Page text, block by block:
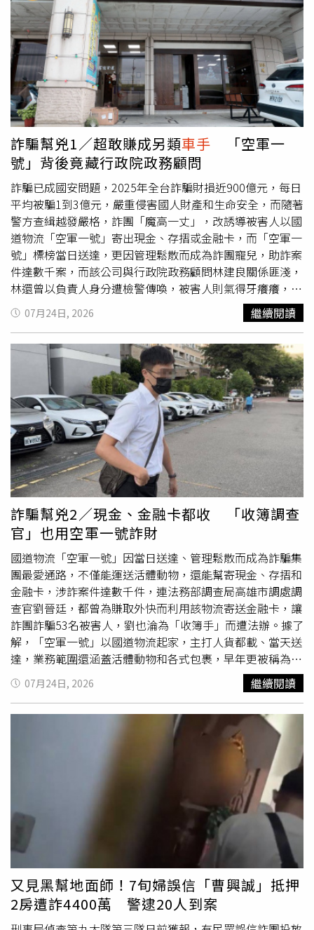
能完成提領。潘女察覺情況有異，經上網查詢相關案例後，
發現自己遭遇的是典型假投資詐騙，因此立即前往大溪警分
局圳頂派出所報案。警方獲報後立即成立專案小組，並由被
害人配合持續與詐騙集團聯繫，假意答應支付118萬元，相
約於7月25日下午在大溪區介壽路進行面交。當天警方事先
部署警力埋伏，待38歲呂姓女子現身收款時，立即上前逮
捕，當場查扣118萬元現金及一支iPhone 15手機。呂女到
案後坦承擔任詐騙集團面交車手 ，全案依法移送偵辦，警方
也將持續追查幕後主嫌及犯罪集團運作模式。警方提醒，近
年來假投資詐騙多透過社群平台刊登高獲利廣告吸引民眾，
再要求加入投資群組、下載來路不明APP，最後以保證金、
解鎖金、手續費等名義持續要求匯款或面交現金。民眾只要
遇到宣稱保證獲利、穩賺不賠，或要求支付額外費用才能領
回本金的情況，都應提高警覺，並可撥打165反詐騙專線或
110向警方查證，以免落入詐騙陷阱。
詐騙幫兇1／超敢賺成另類車手 「空軍一
號」背後竟藏行政院政務顧問
詐騙已成國安問題，2025年全台詐騙財損近900億元，每日
平均被騙1到3億元，嚴重侵害國人財產和生命安全，而隨著
警方查緝越發嚴格，詐團「魔高一丈」，改誘導被害人以國
道物流「空軍一號」寄出現金、存摺或金融卡，而「空軍一
號」標榜當日送達，更因管理鬆散而成為詐團寵兒，助詐案
件達數千案，而該公司與行政院政務顧問林建良關係匪淺，
林還曾以負責人身分遭檢警傳喚，被害人則氣得牙癢癢，希
望相關單位能加強取締。記者7月偽裝成寄貨民眾造訪空軍
一號三重站，其門口僅寫著「貨物、乘車服務、24小時營
業」，玻璃門上則標榜「百億貨運」，未見空軍一號相關標
示，踏入站點後，則可見白板上密密麻麻標示著物流班次時
刻表，一旁角落還擺放裝有貓狗的寵物外出箱，現場氣氛忙
碌緊湊。「空軍一號」物流人員收包裹時，還強調收件人需
帶有限證件才能領取，站點仍在未查核身分下放行。（圖／
本刊攝影組）而記者拿出裝有卡片和存摺的牛皮紙袋，收件
人員僅看一眼便收下，口頭詢問「現金、金融卡不能寄，裡
面不是現金、金融卡吧」，得到否定答案後便未再追問，且
要求寫下收件人的全名和電話號碼，告知約2小時就能送達
桃園某站點，且收件人需帶有限證件才能領取後就完成寄件
流程。即使物流人員把防詐事項交代得清清楚楚，但物流站
點實際做的又不一樣，記者在桃園站點關門前半小時抵達，
但該站點明顯已經打烊，改由一旁店家幫忙交貨，店家則從
頭到尾未查核收件人身分，僅加收30元代辦費後便交出包
裹，鬆散管理也讓「空軍一號」多年來成為詐團首選物流，
在不知不覺間就讓被害人落入陷阱中。「空軍一號」不只收
受包裹，還能寄送貓狗等小動物，也成為寵物店的首選通
路。（圖／本刊攝影組）記者調查，「空軍一號」是國道物
流起家，主打人貨都載、當天送達，業務範圍還涵蓋活體動
物和各式包裹，早年更被稱為「野雞車之王」，還曾被媒體
直擊在交流道旁放生乘客，20多年前被加強取締後一度轉趨
低調，近年卻又在詐騙集團的加持下風光復出。「物流公司
都很聰明，只要說不知道包裹內容就沒事。」知情刑警透
露，「空軍一號」過去從不查驗收件人的身分和證件，只要
單號對了就能取貨，詐團因而以話術誘騙被害人寄出提款
卡、金融卡和存摺，被害人清醒時自己往往已成為人頭帳
戶，而隨著銀行的防詐意識越發提升，被害人要匯款更加困
難後，詐團還會教被害人用「空軍一號」寄出現金以躲避金
融機關的關懷提問。該名刑警表示，「空軍一號」的包裹被
取走後就可說是線索全斷，物流公司極不配合調查，往往以
「沒有監視器」、「設備壞了」為由不交出畫面，且詐團以
假身分收貨，寄件單上的聯絡電話也多半是空號，層層斷點
大幅增加警方查緝難度。而「空軍一號」極其神秘，2005
年時登記為遊覽車業者，而後疑似停止營業，監理站也找不
到相關資料，台灣公司網上更是「查無此公司」，但記者追
07月24日, 2026 繼續閱讀
詐騙幫兇2／現金、金融卡都收 「收簿調查
官」也用空軍一號詐財
國道物流「空軍一號」因當日送達、管理鬆散而成為詐騙集
團最愛通路，不僅能運送活體動物，還能幫寄現金、存摺和
金融卡，涉詐案件達數千件，連法務部調查局高雄市調處調
查官劉晉廷，都曾為賺取外快而利用該物流寄送金融卡，讓
詐團詐騙53名被害人，劉也淪為「收簿手」而遭法辦。據了
解，「空軍一號」以國道物流起家，主打人貨都載、當天送
達，業務範圍還涵蓋活體動物和各式包裹，早年更被稱為
「野雞車之王」，物流價格從320元起跳，台北寄到高雄則
約500元，因價錢實惠、快速方便而成為急件和寵物店首
選，又因管理鬆散而成為詐團最愛工具。台中梁姓男子因缺
錢花用，誤信詐團話書將自己的提款卡放進鞋盒中，打算以
「空軍一號」寄出，所幸被警方及時發現阻止。（圖／翻攝
畫面）資深刑警透露，過去詐團仰賴面交
而風險極高，
如今隨著銀行臨櫃與ATM防詐機制日益嚴密，詐團發現「空
軍一號」才是最安全的運鈔車。詐團只需以兼職打工、貸款
審核等話術騙取被害人的金融卡或現金，再指引被害人到
「空軍一號」全台各站點寄件，贓款或卡片在幾個小時內就
能橫跨數百公里抵達目的地，連調查官都經不起誘惑而淪
陷。據悉，劉晉廷曾破獲跨國毒品郵包案而多次獲記功嘉
獎，是調查局的明日之星，但他因投資虛擬貨幣失利而積欠
百萬債務，從2024年7月擔任收簿手，到台中超商取走裝有
被害人信用卡的包裹後，再以「空軍一號」寄給上游，先後
07月24日, 2026 繼續閱讀
又見黑幫地面師！7旬婦誤信「曹興誠」抵押
2房遭詐4400萬 警逮20人到案